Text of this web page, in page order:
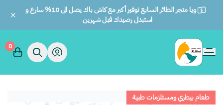
ويا متجر الطائر السابع توفير أكبر مع كاش باك يصل الى 10% سارع و
استبدل رصيدك قبل شهرين
الطائر السابع للحيوانات
0
طعام بيطري ومستلزمات طبية